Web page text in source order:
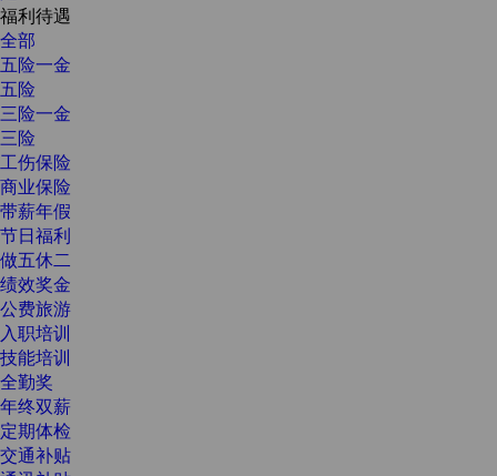
福利待遇
全部
五险一金
五险
三险一金
三险
工伤保险
商业保险
带薪年假
节日福利
做五休二
绩效奖金
公费旅游
入职培训
技能培训
全勤奖
年终双薪
定期体检
交通补贴